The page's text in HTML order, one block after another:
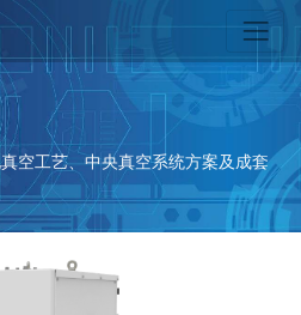
空工艺、中央真空系统方案及成套